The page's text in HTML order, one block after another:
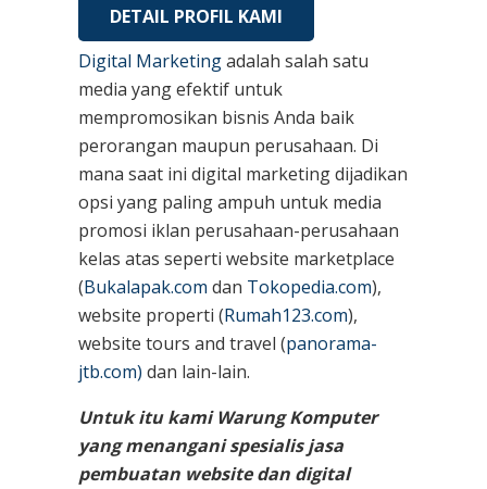
DETAIL PROFIL KAMI
Digital Marketingadalah salah satu
media yang efektif untuk
mempromosikan bisnis Anda baik
perorangan maupun perusahaan. Di
mana saat ini digital marketing dijadikan
opsi yang paling ampuh untuk media
promosi iklan perusahaan-perusahaan
kelas atas seperti website marketplace
(Bukalapak.com dan Tokopedia.com),
website properti (Rumah123.com),
website tours and travel (panorama-
jtb.com) dan lain-lain.
Untuk itu kami Warung Komputer
yang menangani spesialis jasa
pembuatan website dan digital